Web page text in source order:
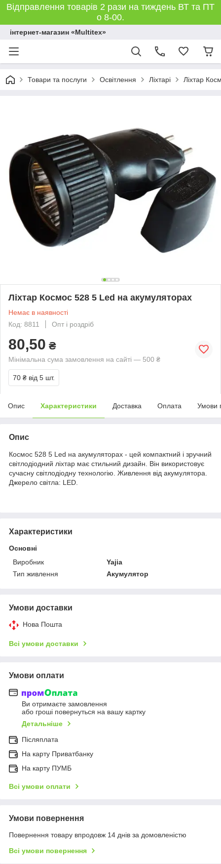
Відправлення товарів 2 рази на тиждень ВТ та ПТ
о 8-00.
інтернет-магазин «Multitex»
Товари та послуги Освітлення Ліхтарі Ліхтар
Ліхтар Космос 528 5 Led на акумуляторах
Немає в наявності
Код: 8811
Опт і роздріб
80,50 ₴
Мінімальна сума замовлення на сайті — 500 ₴
70 ₴ від 5 шт.
Опис Характеристики Доставка Оплата Умови
Опис
Космос 528 5 Led на акумуляторах - цей компактний і зручний
світлодіодний ліхтар має стильний дизайн. Він використовує
сучасну світлодіодну технологію. Живлення від акумулятора.
Джерело світла: LED.
Характеристики
Основні
Виробник
Yajia
Тип живлення
Акумулятор
Умови доставки
Нова Пошта
Всі умови доставки
Умови оплати
Ви отримаєте замовлення
або гроші повернуться на вашу картку
Детальніше
Післяплата
На карту Приватбанку
На карту ПУМБ
Всі умови оплати
Умови повернення
Повернення товару впродовж 14 днів за домовленістю
Всі умови повернення